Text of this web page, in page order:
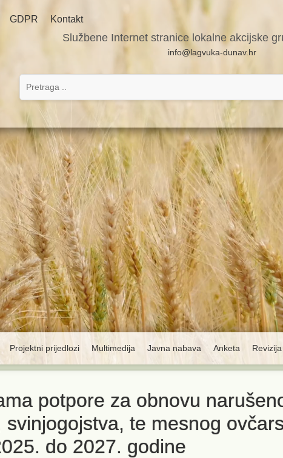
GDPR Kontakt
Službene Internet stranice lokalne akcijske
info@lagvuka-dunav.hr
Projektni prijedlozi Multimedija Javna nabava Anketa Revizija
potpore za obnovu
te mesnog
do 2027. godine